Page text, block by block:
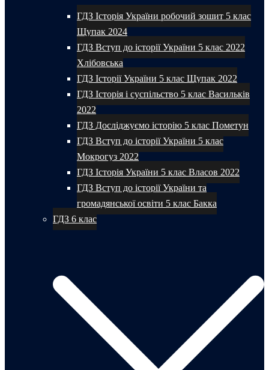
ГДЗ Історія України робочий зошит 5 клас
Щупак 2024
ГДЗ Вступ до історії України 5 клас 2022
Хлібовська
ГДЗ Історії України 5 клас Щупак 2022
ГДЗ Історія і суспільство 5 клас Васильків
2022
ГДЗ Досліджуємо історію 5 клас Пометун
ГДЗ Вступ до історії України 5 клас
Мокрогуз 2022
ГДЗ Історія України 5 клас Власов 2022
ГДЗ Вступ до історії України та
громадянської освіти 5 клас Бакка
ГДЗ 6 клас